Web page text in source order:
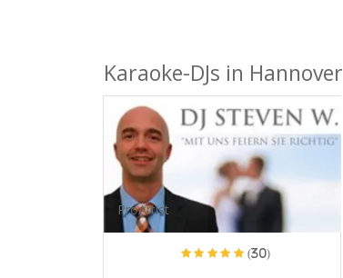
Karaoke-DJs in Hannover
ProArtist
(30)